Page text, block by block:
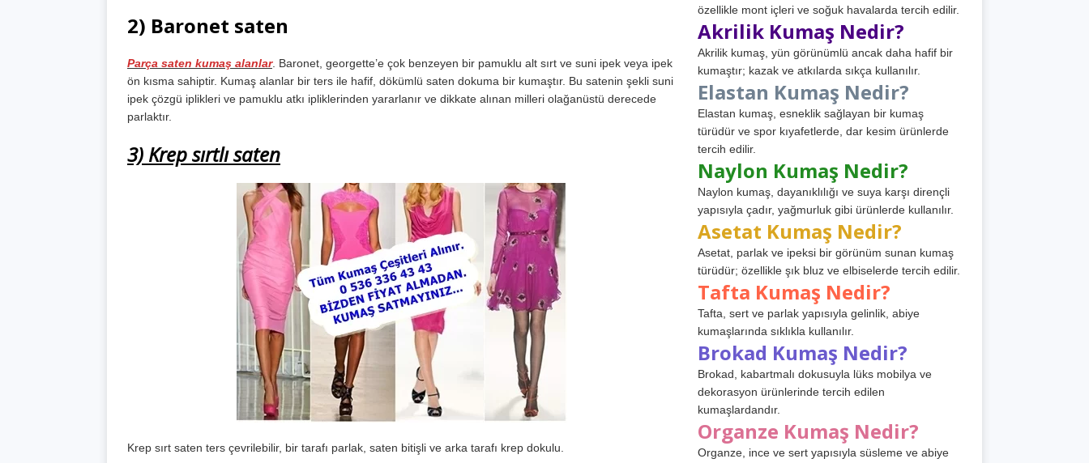
2) Baronet saten
Parça saten kumaş alanlar. Baronet, georgette’e çok benzeyen bir pamuklu alt sırt ve suni ipek veya ipek
ön kısma sahiptir. Kumaş alanlar bir ters ile hafif, dökümlü saten dokuma bir kumaştır. Bu satenin şekli suni
ipek çözgü iplikleri ve pamuklu atkı ipliklerinden yararlanır ve dikkate alınan milleri olağanüstü derecede
parlaktır.
3) Krep sırtlı saten
Krep sırt saten ters çevrilebilir, bir tarafı parlak, saten bitişli ve arka tarafı krep dokulu.
özellikle mont içleri ve soğuk havalarda tercih edilir.
Akrilik Kumaş Nedir?
Akrilik kumaş, yün görünümlü ancak daha hafif bir
kumaştır; kazak ve atkılarda sıkça kullanılır.
Elastan Kumaş Nedir?
Elastan kumaş, esneklik sağlayan bir kumaş
türüdür ve spor kıyafetlerde, dar kesim ürünlerde
tercih edilir.
Naylon Kumaş Nedir?
Naylon kumaş, dayanıklılığı ve suya karşı dirençli
yapısıyla çadır, yağmurluk gibi ürünlerde kullanılır.
Asetat Kumaş Nedir?
Asetat, parlak ve ipeksi bir görünüm sunan kumaş
türüdür; özellikle şık bluz ve elbiselerde tercih edilir.
Tafta Kumaş Nedir?
Tafta, sert ve parlak yapısıyla gelinlik, abiye
kumaşlarında sıklıkla kullanılır.
Brokad Kumaş Nedir?
Brokad, kabartmalı dokusuyla lüks mobilya ve
dekorasyon ürünlerinde tercih edilen
kumaşlardandır.
Organze Kumaş Nedir?
Organze, ince ve sert yapısıyla süsleme ve abiye